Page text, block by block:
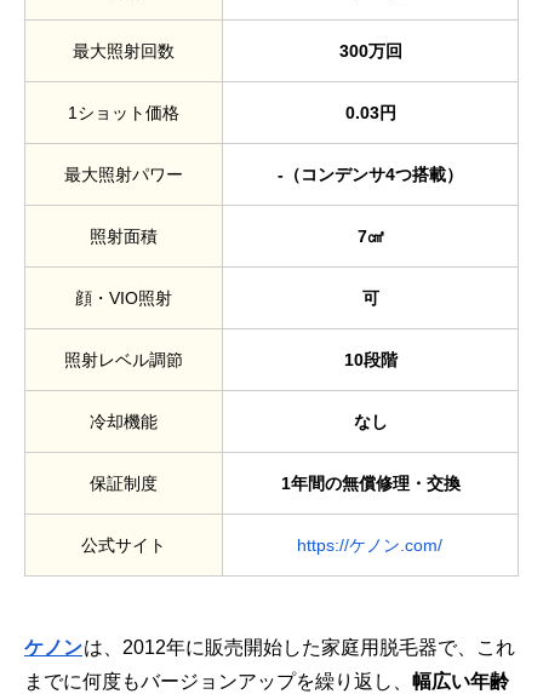
最大照射回数 300万回
1ショット価格 0.03円
最大照射パワー -（コンデンサ4つ搭載）
照射面積 7㎠
顔・VIO照射 可
照射レベル調節 10段階
冷却機能 なし
保証制度 1年間の無償修理・交換
公式サイト https://ケノン.com/
ケノンは、2012年に販売開始した家庭用脱毛器で、これ
までに何度もバージョンアップを繰り返し、 幅広い年齢